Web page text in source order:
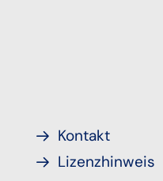
Kontakt
Lizenzhinweis